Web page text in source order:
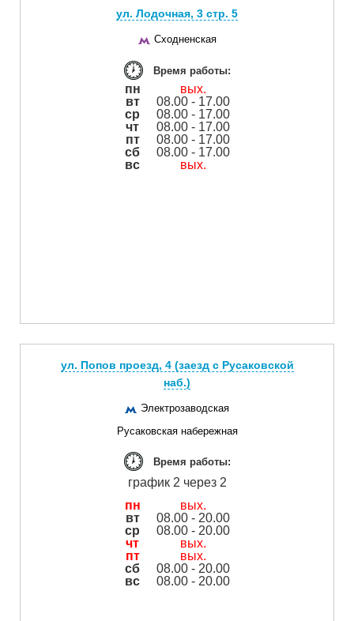
ул. Лодочная, 3 cтр. 5
Сходненская
Время работы:
пн
вых.
вт
08.00 - 17.00
ср
08.00 - 17.00
чт
08.00 - 17.00
пт
08.00 - 17.00
сб
08.00 - 17.00
вс
вых.
ул. Попов проезд, 4 (заезд с Русаковской
наб.)
Электрозаводская
Русаковская набережная
Время работы:
график 2 через 2
пн
вых.
вт
08.00 - 20.00
ср
08.00 - 20.00
чт
вых.
пт
вых.
сб
08.00 - 20.00
вс
08.00 - 20.00